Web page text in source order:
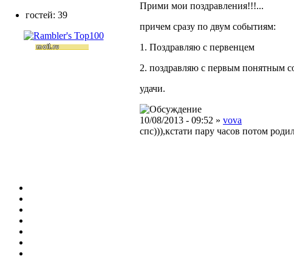
Прими мои поздравления!!!...
причем сразу по двум событиям:
1. Поздравляю с первенцем
2. поздравляю с первым понятным
удачи.
10/08/2013 - 09:52 » vova
спс))),кстати пару часов потом
гостей: 39